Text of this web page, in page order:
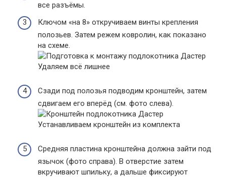
все разъёмы.
Ключом «на 8» откручиваем винты крепления
полозьев. Затем режем ковролин, как показано
на схеме.
Удаляем всё лишнее
Сзади под полозья подводим кронштейн, затем
сдвигаем его вперёд (см. фото слева).
Устанавливаем кронштейн из комплекта
Средняя пластина кронштейна должна зайти под
язычок (фото справа). В отверстие затем
вкручивают шпильку, а дальше фиксируют